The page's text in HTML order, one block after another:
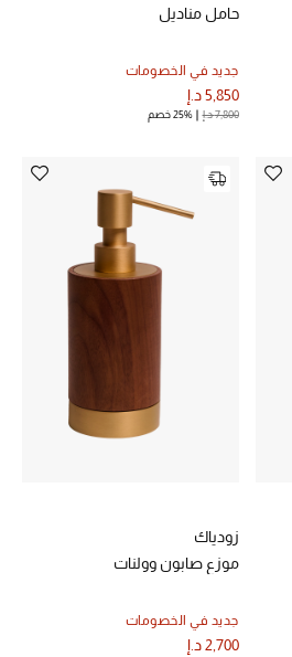
حامل مناديل
جديد في الخصومات
5,850 د.إ
7,800 د.إ 25% خصم
زودياك
موزع صابون وولنات
جديد في الخصومات
2,700 د.إ